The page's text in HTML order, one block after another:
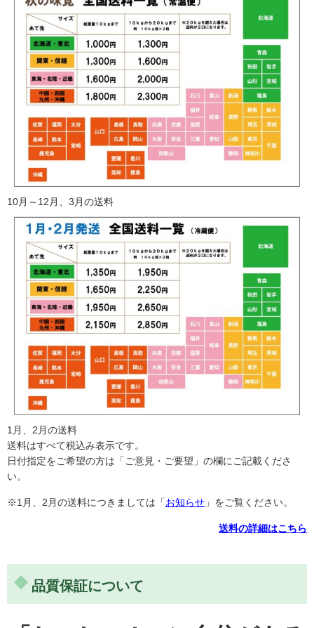
にんじんポトフ
にんじんをまるごと使って、にんじんポトフを作ってみま
した。作り方も簡単で、見た目も美しい。スープのおいし
さがにんじんに染みこんで、とってもおいしいんですよ。
子供も喜んで食べました。材料 2人分にんじん… 2本ベー
コンかた […]
栄養がギッシリ詰まっているような感じがします
スーパーに並んでいる”にんじん”は美しく見栄えがよい品ば
かりです。それが美味しいと頭にインプットされてま
す。”ちはま”は見栄えがよいとはいえませんが、食べるとや
わらかく甘く栄養がギッシリ詰まっているような感じがし
ます。 […]
カレーライスを作った時、いつもレンチンしてから使って
いました。ところが普通に煮込んでやわらかくホクホクで
10月～12月、3月の送料
1月、2月の送料
送料はすべて税込み表示です。
日付指定をご希望の方は「ご意見・ご要望」の欄にご記載くださ
い。
※1月、2月の送料につきましては「お知らせ 」をご覧ください。
送料の詳細はこちら
品質保証について